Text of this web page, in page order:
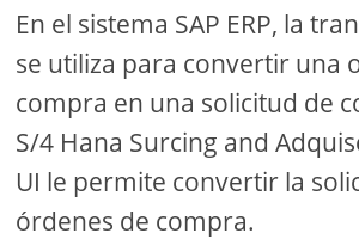
En el sistema SAP ERP, la
se utiliza para convertir una
compra en una solicitud de
S/4 Hana Surcing and
UI le permite convertir la
órdenes de compra.